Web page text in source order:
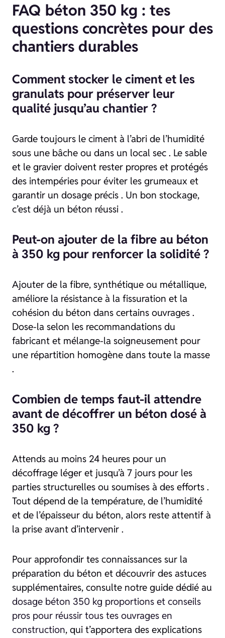
FAQ béton 350 kg : tes
questions concrètes pour des
chantiers durables
Comment stocker le ciment et les
granulats pour préserver leur
qualité jusqu’au chantier ?
Garde toujours le ciment à l’abri de l’humidité
sous une bâche ou dans un local sec . Le sable
et le gravier doivent rester propres et protégés
des intempéries pour éviter les grumeaux et
garantir un dosage précis . Un bon stockage,
c’est déjà un béton réussi .
Peut-on ajouter de la fibre au béton
à 350 kg pour renforcer la solidité ?
Ajouter de la fibre, synthétique ou métallique,
améliore la résistance à la fissuration et la
cohésion du béton dans certains ouvrages .
Dose-la selon les recommandations du
fabricant et mélange-la soigneusement pour
une répartition homogène dans toute la masse
.
Combien de temps faut-il attendre
avant de décoffrer un béton dosé à
350 kg ?
Attends au moins 24 heures pour un
décoffrage léger et jusqu’à 7 jours pour les
parties structurelles ou soumises à des efforts .
Tout dépend de la température, de l’humidité
et de l’épaisseur du béton, alors reste attentif à
la prise avant d’intervenir .
Pour approfondir tes connaissances sur la
préparation du béton et découvrir des astuces
supplémentaires, consulte notre guide dédié au
dosage béton 350 kg proportions et conseils
pros pour réussir tous tes ouvrages en
construction, qui t’apportera des explications